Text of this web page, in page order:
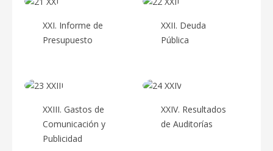
XXI. Informe de
Presupuesto
XXII. Deuda
Pública
XXIII. Gastos de
Comunicación y
Publicidad
XXIV. Resultados
de Auditorías